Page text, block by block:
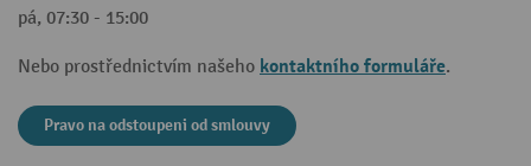
pá, 07:30 - 15:00
Nebo prostřednictvím našeho kontaktního formuláře.
Pravo na odstoupeni od smlouvy